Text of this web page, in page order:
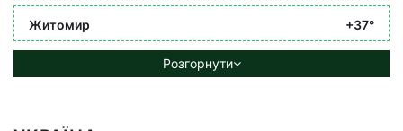
Житомир +37°
Розгорнути